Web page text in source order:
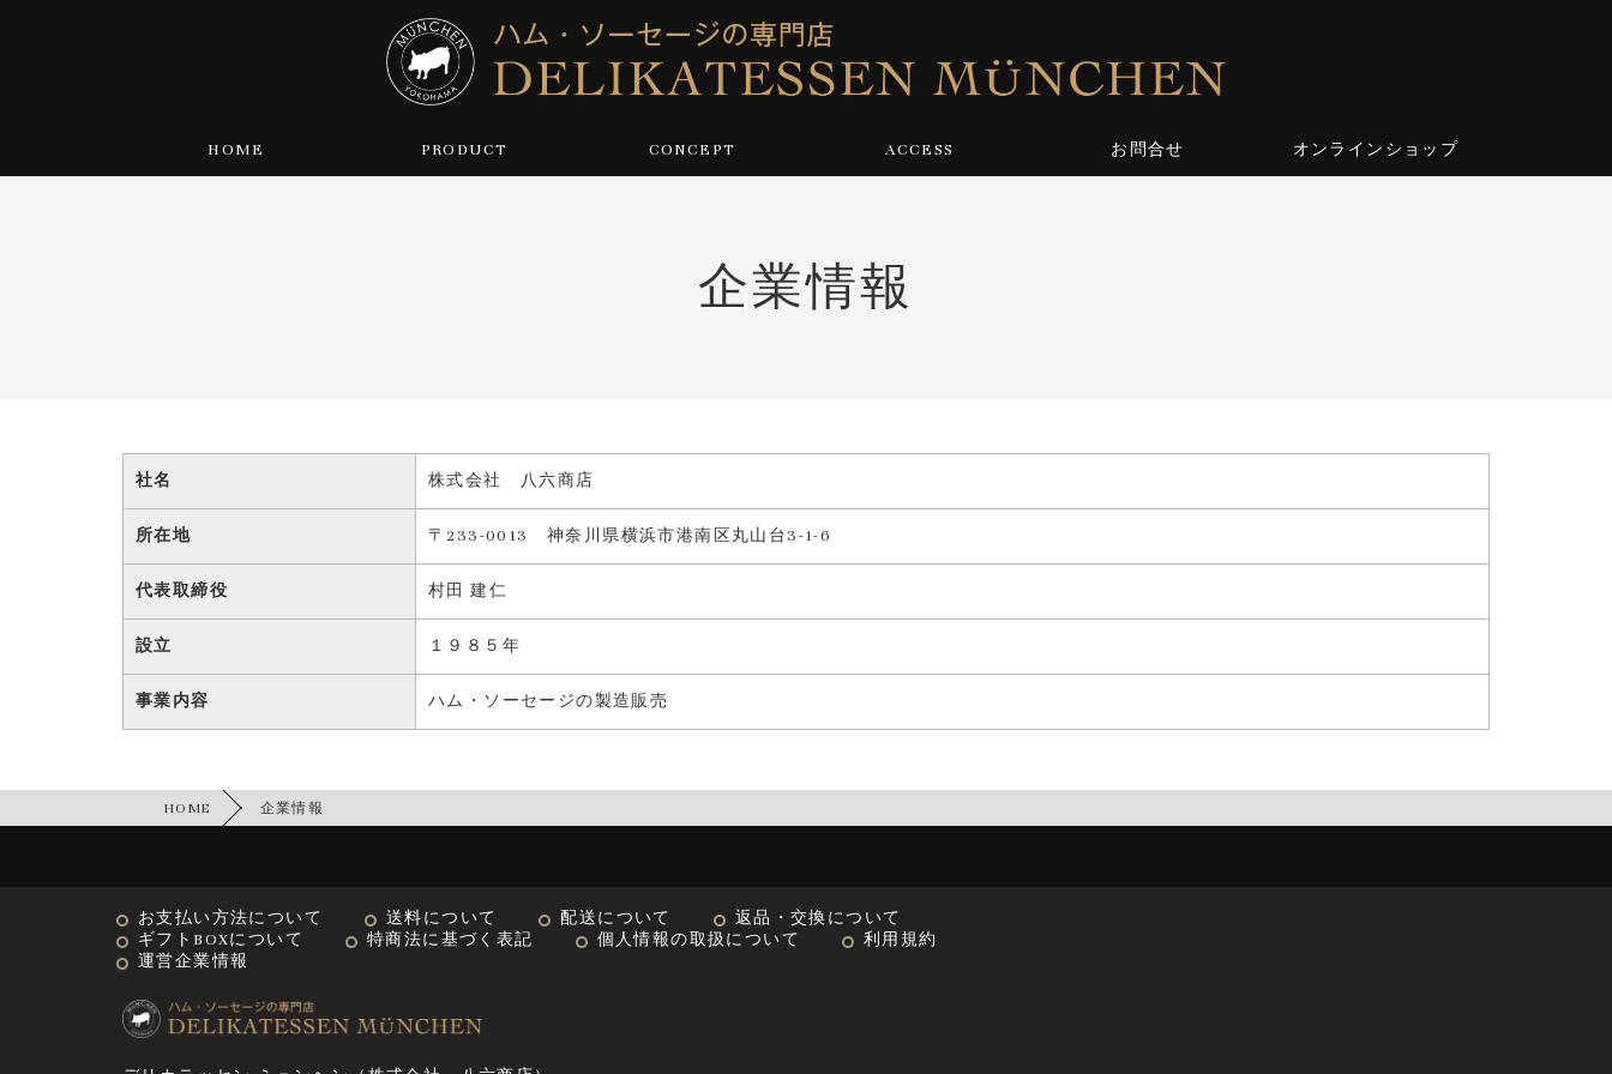
HOME PRODUCT CONCEPT ACCESS お問合せ オンラインショップ
企業情報
社名 株式会社 八六商店
所在地 〒233-0013 神奈川県横浜市港南区丸山台3-1-6
代表取締役 村田 建仁
設立 １９８５年
事業内容 ハム・ソーセージの製造販売
HOME 企業情報
お支払い方法について 送料について 配送について
返品・交換について
ギフトBOXについて
特商法に基づく表記 個人情報の取扱について
利用規約
運営企業情報